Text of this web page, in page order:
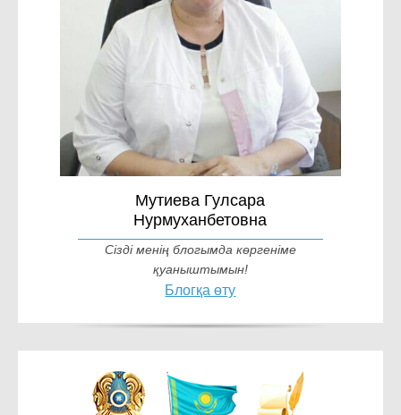
Мутиева Гулсара
Нурмуханбетовна
Сізді менің блогымда көргеніме
қуаныштымын!
Блогқа өту